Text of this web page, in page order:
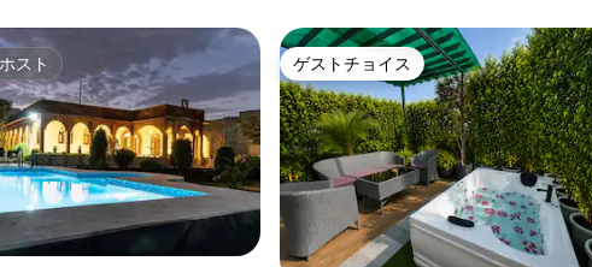
つ星の平均評価
スト
スト ゲストチョイス
ゲストチョイス